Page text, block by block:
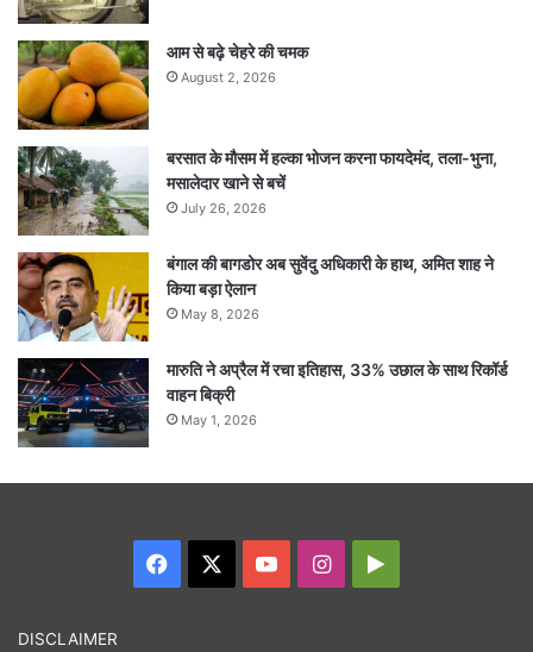
आम से बढ़े चेहरे की चमक
August 2, 2026
बरसात के मौसम में हल्का भोजन करना फायदेमंद, तला-भुना,
मसालेदार खाने से बचें
July 26, 2026
बंगाल की बागडोर अब सुवेंदु अधिकारी के हाथ, अमित शाह ने
किया बड़ा ऐलान
May 8, 2026
मारुति ने अप्रैल में रचा इतिहास, 33% उछाल के साथ रिकॉर्ड
वाहन बिक्री
May 1, 2026
Facebook YouTubeInstagram
DISCLAIMER